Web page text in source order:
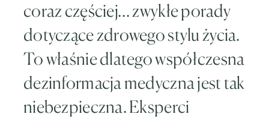
coraz częściej… zwykłe porady
dotyczące zdrowego stylu życia.
To właśnie dlatego współczesna
dezinformacja medyczna jest tak
niebezpieczna. Eksperci